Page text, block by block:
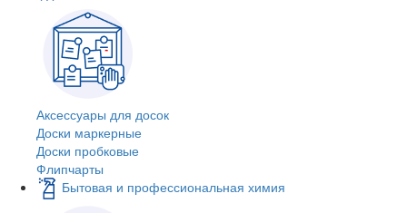
Аксессуары для досок
Доски маркерные
Доски пробковые
Флипчарты
Бытовая и профессиональная химия